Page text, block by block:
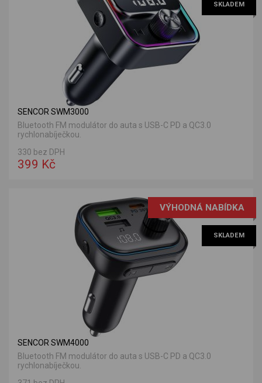
SKLADEM
SENCOR SWM3000
Bluetooth FM modulátor do auta s USB-C PD a QC3.0
rychlonabíječkou.
330 bez DPH
399 Kč
VÝHODNÁ NABÍDKA
SKLADEM
SENCOR SWM4000
Bluetooth FM modulátor do auta s USB-C PD a QC3.0
rychlonabíječkou.